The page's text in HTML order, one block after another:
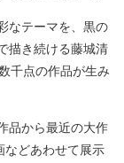
なテーマを、黒の
描き続ける藤城清
千点の作品が生み
品から最近の大作
などあわせて展示